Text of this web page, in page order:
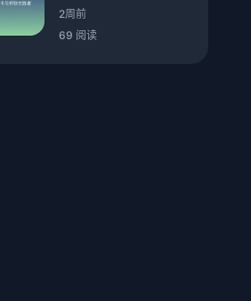
卡与郑钦文胜者
2周前
69 阅读